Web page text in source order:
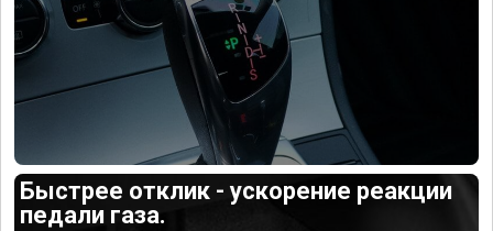
Быстрее отклик - ускорение реакции
педали газа.